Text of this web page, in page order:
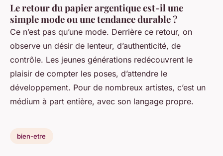
Le retour du papier argentique est-il une
simple mode ou une tendance durable ?
Ce n’est pas qu’une mode. Derrière ce retour, on
observe un désir de lenteur, d’authenticité, de
contrôle. Les jeunes générations redécouvrent le
plaisir de compter les poses, d’attendre le
développement. Pour de nombreux artistes, c’est un
médium à part entière, avec son langage propre.
bien-etre